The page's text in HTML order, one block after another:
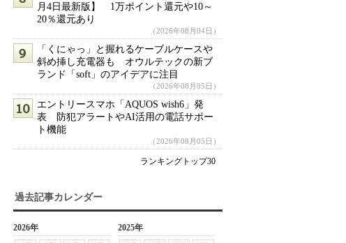
月4日最新版】 1万ポイント還元や10～
20％還元あり
（2026年08月04日）
「くにゃっ」と握れるケーブルケースや
斜め挿し充電器も オウルテックの新ブ
ランド「soft」のアイデアに注目
（2026年08月05日）
エントリースマホ「AQUOS wish6」発
表 防犯アラートやAI活用の電話サポー
ト機能
（2026年08月05日）
ランキングトップ30
過去記事カレンダー
2026年 2025年